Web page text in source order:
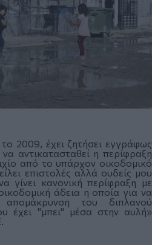
2009, έχει ζητήσει εγγράφως
αντικατασταθεί η περίφραξη
από το υπάρχον οικοδομικό
επιστολές αλλά ουδείς μου
γίνει κανονική περίφραξη με
άδεια η οποία για να
απομάκρυνση του διπλανού
έχει "μπει" μέσα στην αυλή»